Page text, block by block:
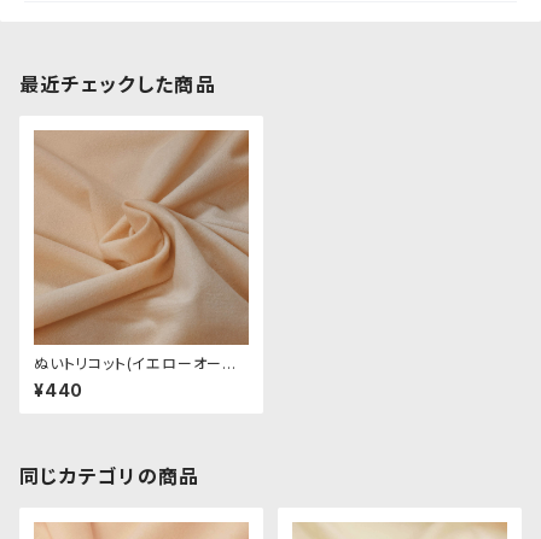
最近チェックした商品
ぬいトリコット(イエローオーク
ル)NL003 ぬいぐるみ用薄手パ
イル生地 20cm
¥440
同じカテゴリの商品